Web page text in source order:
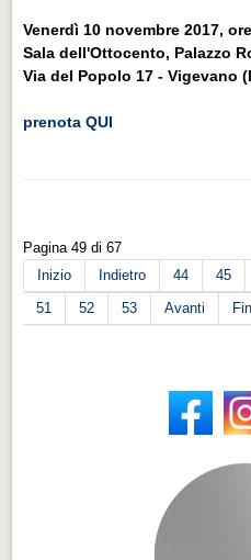
Venerdì 10 novembre 2017,
Sala dell'Ottocento, Palazzo
Via del Popolo 17 - Vigevano
prenota QUI
Pagina 49 di 67
Inizio
Indietro 44 45
51
52 53 Avanti